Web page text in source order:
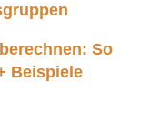
So
Beispiele